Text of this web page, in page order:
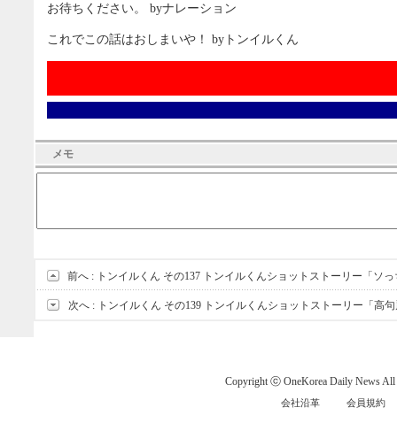
お待ちください。 byナレーション
これでこの話はおしまいや！ byトンイルくん
メモ
前へ : トンイルくん その137 トンイルくんショットストーリー「ソ
次へ : トンイルくん その139 トンイルくんショットストーリー「高
Copyright ⓒ OneKorea Daily News All
会社沿革 会員規約